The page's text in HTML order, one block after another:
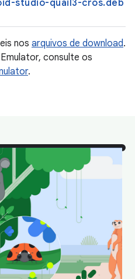
studio-quail3-cros.deb
nos arquivos de download.
consulte os
.
alguns dos
favoritos
no